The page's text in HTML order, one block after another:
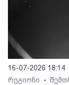
16-07-2026 18:14
რეგიონი
•